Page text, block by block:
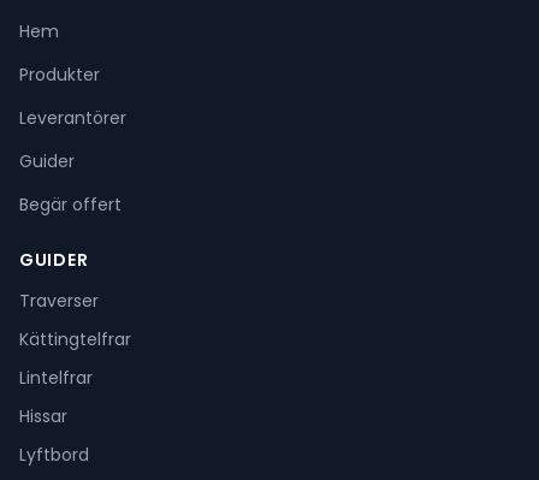
Hem
Produkter
Leverantörer
Guider
Begär offert
GUIDER
Traverser
Kättingtelfrar
Lintelfrar
Hissar
Lyftbord